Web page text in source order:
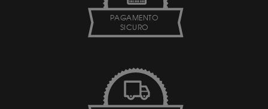
PAGAMENTO
SICURO